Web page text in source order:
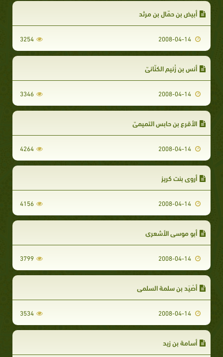
أبيض بن حمّال بن مرثد
3254
أنس بن زُنيم الكنّانيّ
3346
الأقرع بن حابس التميميّ
4264
أروى بنت كريز
4156
أبو موسى الأشعري
3799
أصْيَد بن سلمة السلمي
3534
أسامة بن زيد